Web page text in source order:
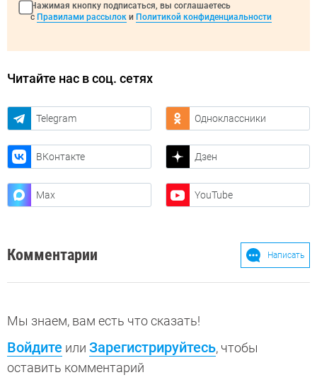
Нажимая кнопку подписаться, вы соглашаетесь
с Правилами рассылок и Политикой конфиденциальности
Читайте нас в соц. сетях
Telegram Одноклассники
ВКонтакте Дзен
Max YouTube
Комментарии Написать
Мы знаем, вам есть что сказать!
Войдите или Зарегистрируйтесь, чтобы
оставить комментарий